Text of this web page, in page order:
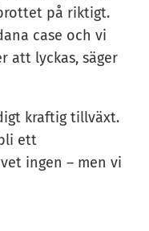
på riktigt.
case och vi
att lyckas, säger
kraftig tillväxt.
ett
ingen – men vi